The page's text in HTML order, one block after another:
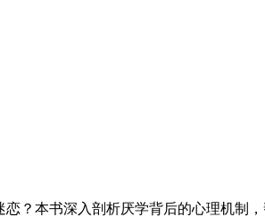
？本书深入剖析厌学背后的心理机制